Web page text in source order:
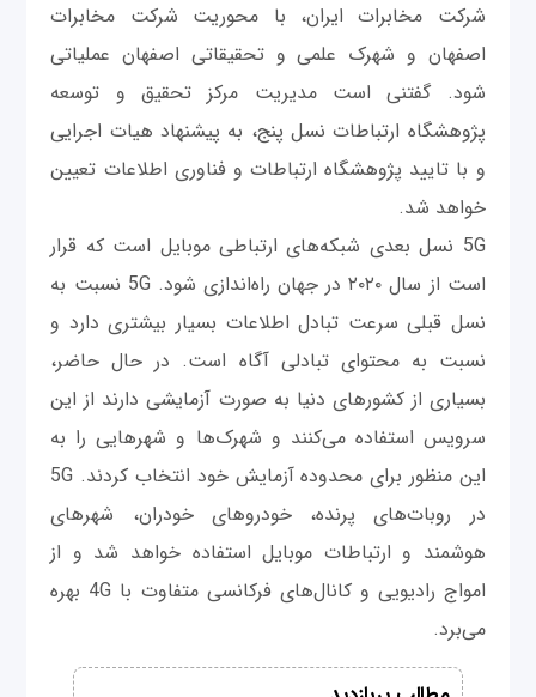
شرکت مخابرات ایران، با محوریت شرکت مخابرات
اصفهان و شهرک علمی و تحقیقاتی اصفهان عملیاتی
شود. گفتنی است مدیریت مرکز تحقیق و توسعه
پژوهشگاه ارتباطات نسل پنج، به پیشنهاد هیات اجرایی
و با تایید پژوهشگاه ارتباطات و فناوری اطلاعات تعیین
خواهد شد.
5G نسل بعدی شبکه‌های ارتباطی موبایل است که قرار
است از سال ۲۰۲۰ در جهان راه‌اندازی شود. 5G نسبت به
نسل قبلی سرعت تبادل اطلاعات بسیار بیشتری دارد و
نسبت به محتوای تبادلی آگاه است. در حال حاضر،
بسیاری از کشورهای دنیا به صورت آزمایشی دارند از این
سرویس استفاده می‌کنند و شهرک‌ها و شهرهایی را به
این منظور برای محدوده آزمایش خود انتخاب کردند. 5G
در روبات‌های پرنده، خودروهای خودران، شهرهای
هوشمند و ارتباطات موبایل استفاده خواهد شد و از
امواج رادیویی و کانال‌های فرکانسی متفاوت با 4G بهره
می‌برد.